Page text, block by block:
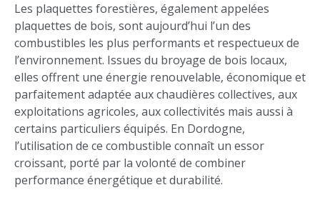
Les plaquettes forestières, également appelées
plaquettes de bois, sont aujourd’hui l’un des
combustibles les plus performants et respectueux de
l’environnement. Issues du broyage de bois locaux,
elles offrent une énergie renouvelable, économique et
parfaitement adaptée aux chaudières collectives, aux
exploitations agricoles, aux collectivités mais aussi à
certains particuliers équipés. En Dordogne,
l’utilisation de ce combustible connaît un essor
croissant, porté par la volonté de combiner
performance énergétique et durabilité.